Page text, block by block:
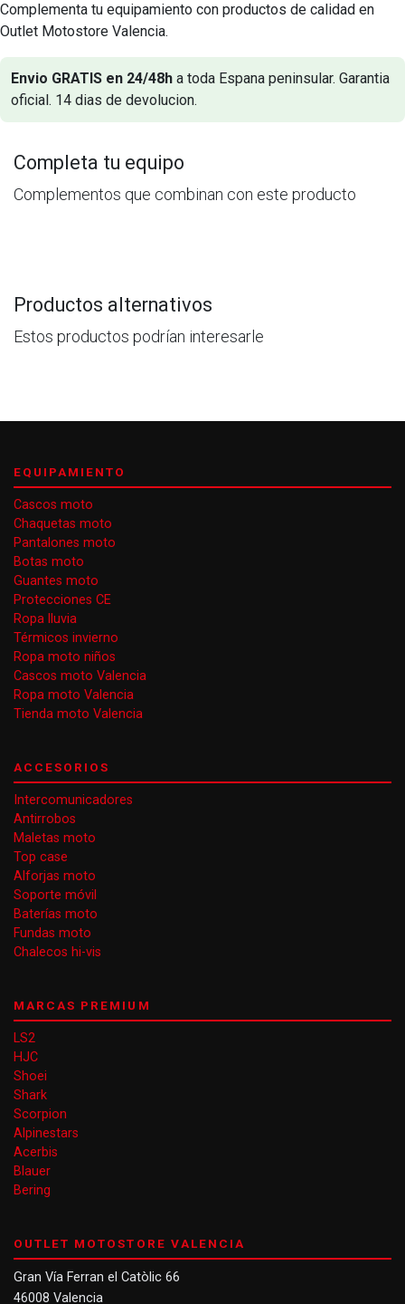
Complementa tu equipamiento con productos de calidad en
Outlet Motostore Valencia.
Envio GRATIS en 24/48h a toda Espana peninsular. Garantia
oficial. 14 dias de devolucion.
Completa tu equipo
Complementos que combinan con este producto
Productos alternativos
Estos productos podrían interesarle
EQUIPAMIENTO
Cascos moto
Chaquetas moto
Pantalones moto
Botas moto
Guantes moto
Protecciones CE
Ropa lluvia
Térmicos invierno
Ropa moto niños
Cascos moto Valencia
Ropa moto Valencia
Tienda moto Valencia
ACCESORIOS
Intercomunicadores
Antirrobos
Maletas moto
Top case
Alforjas moto
Soporte móvil
Baterías moto
Fundas moto
Chalecos hi-vis
MARCAS PREMIUM
LS2
HJC
Shoei
Shark
Scorpion
Alpinestars
Acerbis
Blauer
Bering
OUTLET MOTOSTORE VALENCIA
Gran Vía Ferran el Catòlic 66
46008 Valencia